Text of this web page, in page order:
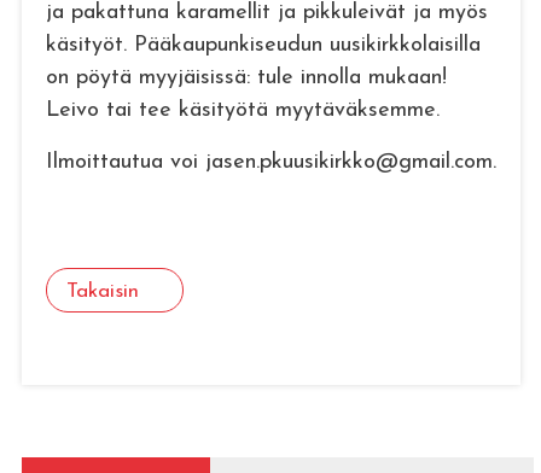
ja pakattuna karamellit ja pikkuleivät ja myös
käsityöt. Pääkaupunkiseudun uusikirkkolaisilla
on pöytä myyjäisissä: tule innolla mukaan!
Leivo tai tee käsityötä myytäväksemme.
Ilmoittautua voi jasen.pkuusikirkko@gmail.com.
Takaisin